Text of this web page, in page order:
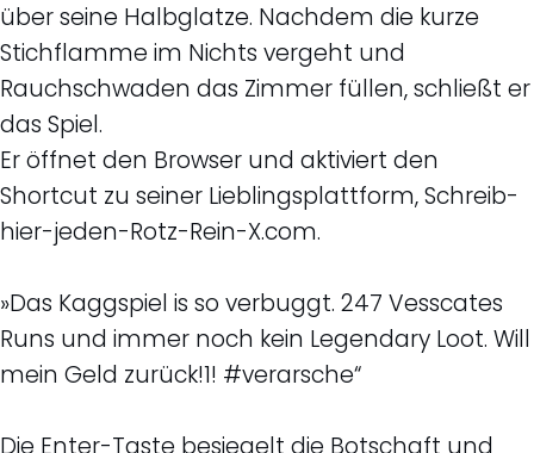
über seine Halbglatze. Nachdem die kurze
Stichflamme im Nichts vergeht und
Rauchschwaden das Zimmer füllen, schließt er
das Spiel.
Er öffnet den Browser und aktiviert den
Shortcut zu seiner Lieblingsplattform, Schreib-
hier-jeden-Rotz-Rein-X.com.
»Das Kaggspiel is so verbuggt. 247 Vesscates
Runs und immer noch kein Legendary Loot. Will
mein Geld zurück!1! #verarsche“
Die Enter-Taste besiegelt die Botschaft und